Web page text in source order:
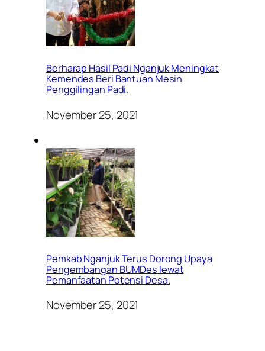
Berharap Hasil Padi Nganjuk Meningkat
Kemendes Beri Bantuan Mesin
Penggilingan Padi.
November 25, 2021
Pemkab Nganjuk Terus Dorong Upaya
Pengembangan BUMDes lewat
Pemanfaatan Potensi Desa.
November 25, 2021